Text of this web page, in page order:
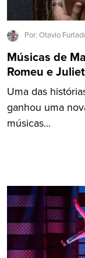
Por: Otavio
Músicas de
Romeu e
Uma das
ganhou uma
músicas...